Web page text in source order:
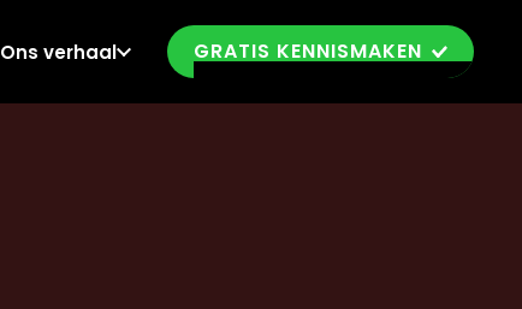
Ons verhaal GRATIS KENNISMAKEN